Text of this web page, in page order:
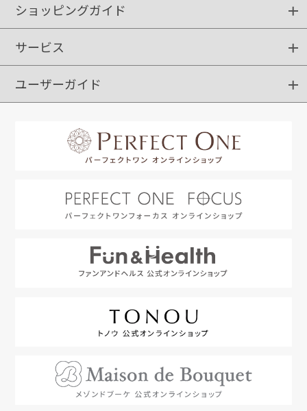
ショッピングガイド
ショッピングガイド
ご注文方法
送料・配送
クーポンご利用方法
サービス
定期購入
ポイントサービス
お知らせメール
ユーザーガイド